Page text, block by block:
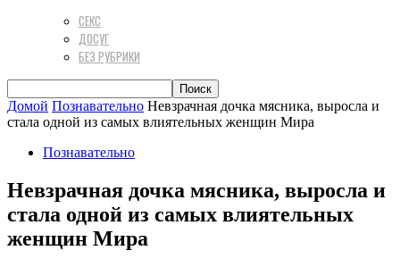
СЕКС
ДОСУГ
БЕЗ РУБРИКИ
Домой Познавательно Невзрачная дочка мясника, выросла и
стала одной из самых влиятельных женщин Мира
Познавательно
Невзрачная дочка мясника, выросла и
стала одной из самых влиятельных
женщин Мира